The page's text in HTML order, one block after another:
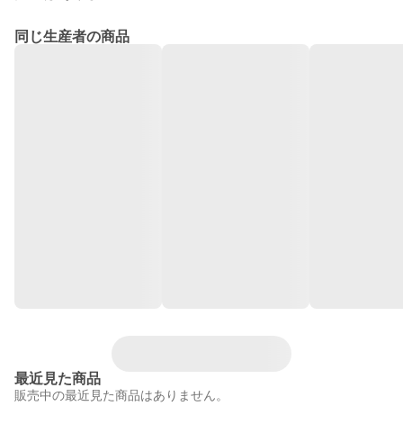
同じ生産者の商品
最近見た商品
販売中の最近見た商品はありません。